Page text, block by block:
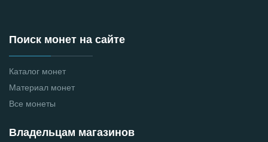
Поиск монет на сайте
Каталог монет
Материал монет
Все монеты
Владельцам магазинов